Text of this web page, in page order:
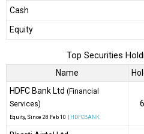
Cash
Equity
Top Securities
Name
HDFC Bank Ltd (Financial
Services)
Equity, Since 28 Feb 10 | HDFCBANK